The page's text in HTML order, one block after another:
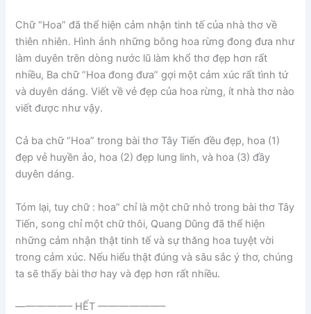
Chữ “Hoa” đã thể hiện cảm nhận tinh tế của nhà thơ về
thiên nhiên. Hình ảnh những bông hoa rừng đong đưa như
làm duyên trên dòng nước lũ làm khổ thơ đẹp hơn rất
nhiều, Ba chữ “Hoa đong đưa” gợi một cảm xúc rất tình tứ
và duyên dáng. Viết về vẻ đẹp của hoa rừng, ít nhà thơ nào
viết được như vậy.
Cả ba chữ “Hoa” trong bài thơ Tây Tiến đều đẹp, hoa (1)
đẹp vẻ huyền ảo, hoa (2) đẹp lung linh, và hoa (3) đầy
duyên dáng.
Tóm lại, tuy chữ : hoa” chỉ là một chữ nhỏ trong bài thơ Tây
Tiến, song chỉ một chữ thôi, Quang Dũng đã thể hiện
những cảm nhận thật tinh tế và sự thăng hoa tuyệt vời
trong cảm xúc. Nếu hiểu thật đúng và sâu sắc ý thơ, chúng
ta sẽ thấy bài thơ hay và đẹp hơn rất nhiều.
—————– HẾT ——————–